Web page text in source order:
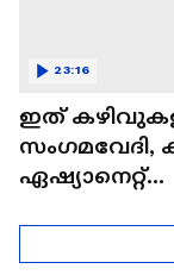
ഇത്
സംഗമവേദി,
ഏഷ്യാനെറ്റ്
23:16